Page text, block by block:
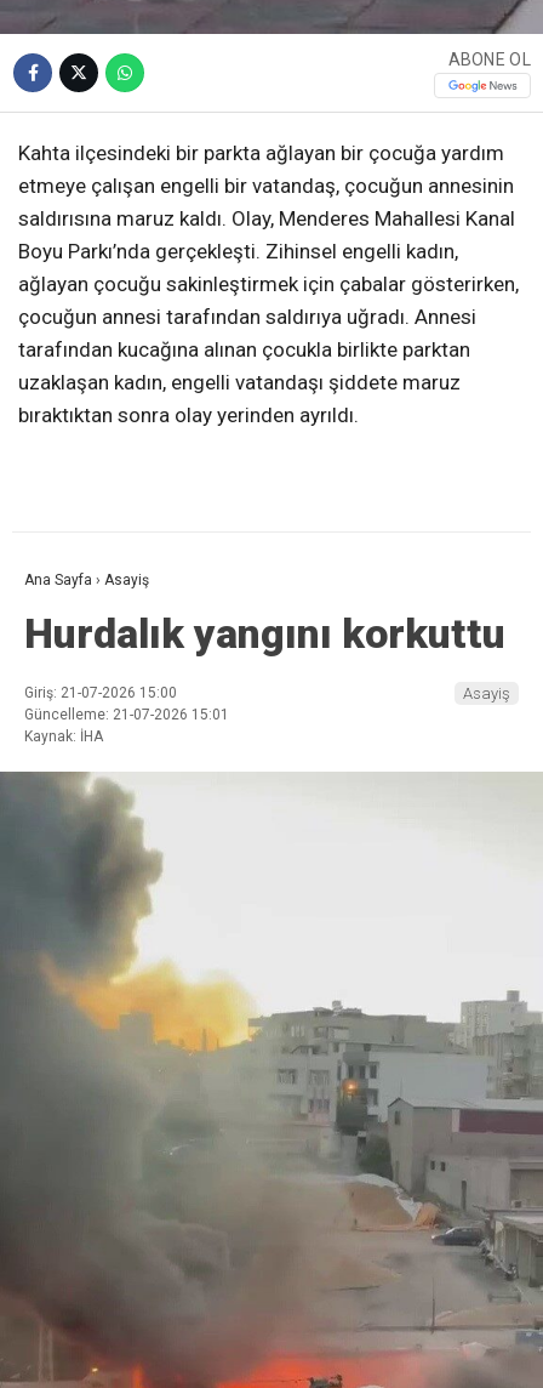
ABONE OL
Kahta ilçesindeki bir parkta ağlayan bir çocuğa yardım
etmeye çalışan engelli bir vatandaş, çocuğun annesinin
saldırısına maruz kaldı. Olay, Menderes Mahallesi Kanal
Boyu Parkı’nda gerçekleşti. Zihinsel engelli kadın,
ağlayan çocuğu sakinleştirmek için çabalar gösterirken,
çocuğun annesi tarafından saldırıya uğradı. Annesi
tarafından kucağına alınan çocukla birlikte parktan
uzaklaşan kadın, engelli vatandaşı şiddete maruz
bıraktıktan sonra olay yerinden ayrıldı.
Ana Sayfa › Asayiş
Hurdalık yangını korkuttu
Giriş: 21-07-2026 15:00
Güncelleme: 21-07-2026 15:01
Kaynak: İHA
Asayiş